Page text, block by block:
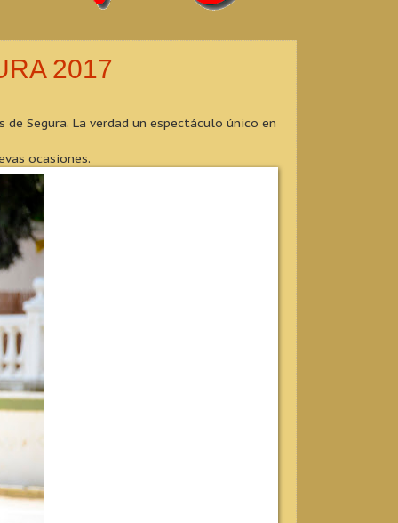
2017
Segura. La verdad un espectáculo único en
ocasiones.